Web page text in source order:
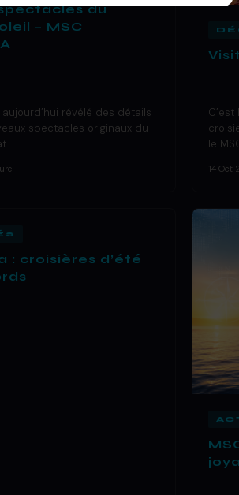
du
– MSC
révélé des détails
spectacles originaux du
le
14 Oct
: croisières d’été